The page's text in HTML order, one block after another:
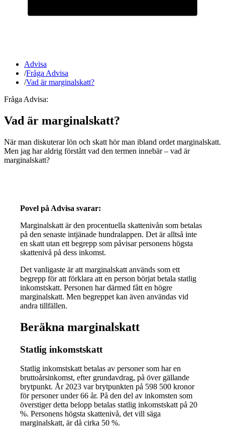
Advisa
/Fråga Advisa
/Vad är marginalskatt?
Fråga Advisa:
Vad är marginalskatt?
När man diskuterar lön och skatt hör man ibland ordet marginalskatt.
Men jag har aldrig förstått vad den termen innebär – vad är
marginalskatt?
Povel på Advisa svarar:
Marginalskatt är den procentuella skattenivån som betalas
på den senaste intjänade hundralappen. Det är alltså inte
en skatt utan ett begrepp som påvisar personens högsta
skattenivå på dess inkomst.
Det vanligaste är att marginalskatt används som ett
begrepp för att förklara att en person börjat betala statlig
inkomstskatt. Personen har därmed fått en högre
marginalskatt. Men begreppet kan även användas vid
andra tillfällen.
Beräkna marginalskatt
Statlig inkomstskatt
Statlig inkomstskatt betalas av personer som har en
bruttoårsinkomst, efter grundavdrag, på över gällande
brytpunkt. År 2023 var brytpunkten på 598 500 kronor
för personer under 66 år. På den del av inkomsten som
överstiger detta belopp betalas statlig inkomstskatt på 20
%. Personens högsta skattenivå, det vill säga
marginalskatt, är då cirka 50 %.